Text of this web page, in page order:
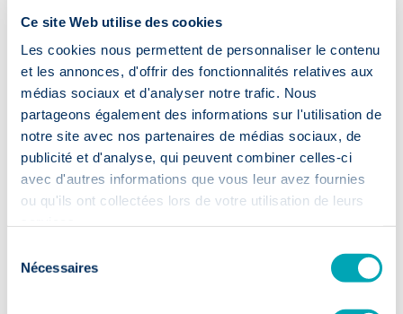
Ce site Web utilise des cookies
Les cookies nous permettent de personnaliser le contenu
et les annonces, d'offrir des fonctionnalités relatives aux
médias sociaux et d'analyser notre trafic. Nous
partageons également des informations sur l'utilisation de
notre site avec nos partenaires de médias sociaux, de
publicité et d'analyse, qui peuvent combiner celles-ci
avec d'autres informations que vous leur avez fournies
ou qu'ils ont collectées lors de votre utilisation de leurs
Nécessaires